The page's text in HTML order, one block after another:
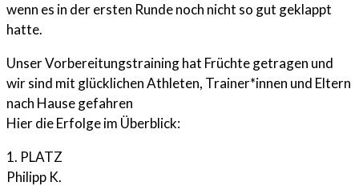
wenn es in der ersten Runde noch nicht so gut geklappt
hatte.
Unser Vorbereitungstraining hat Früchte getragen und
wir sind mit glücklichen Athleten, Trainer*innen und Eltern
nach Hause gefahren
Hier die Erfolge im Überblick:
1. PLATZ
Philipp K.